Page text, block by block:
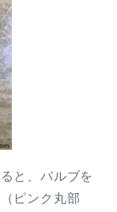
と、バルブを
ピンク丸部